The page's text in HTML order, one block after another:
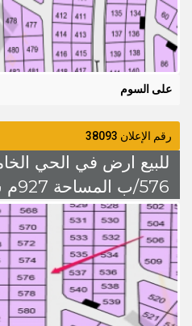
على السوم
رقم الإعلان 38093
للبيع ارض في الحي
600 الف